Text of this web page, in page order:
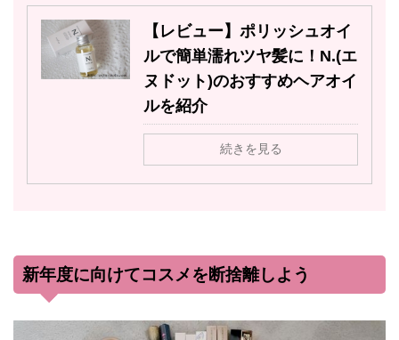
【レビュー】ポリッシュオイ
ルで簡単濡れツヤ髪に！N.(エ
ヌドット)のおすすめヘアオイ
ルを紹介
続きを見る
新年度に向けてコスメを断捨離しよう